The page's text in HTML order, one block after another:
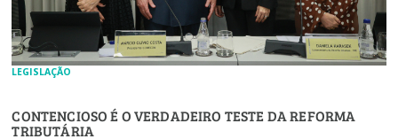
LEGISLAÇÃO
CONTENCIOSO É O VERDADEIRO TESTE DA REFORMA
TRIBUTÁRIA